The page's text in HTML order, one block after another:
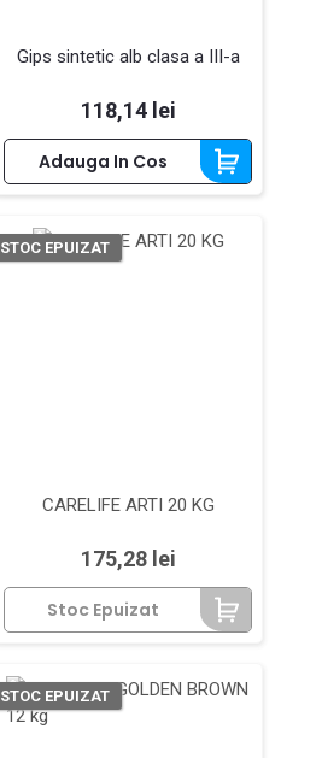
Gips sintetic alb clasa a III-a
Pret
118,14 lei
Adauga In Cos
CARELIFE ARTI 20 KG
Pret
175,28 lei
Stoc Epuizat
STOC EPUIZAT
STOC EPUIZAT